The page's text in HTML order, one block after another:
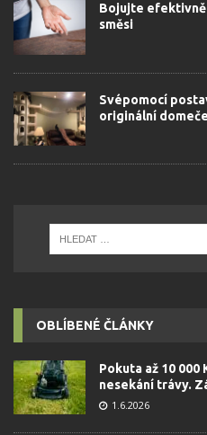
Bojujte
směsi
Svépomocí
originální
OBLÍBENÉ ČLÁNKY
Pokuta až 10 000
nesekání trávy.
1.6.2026